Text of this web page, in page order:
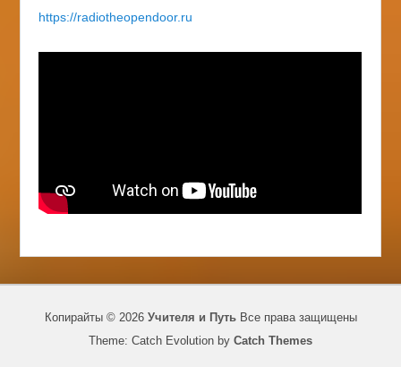
https://radiotheopendoor.ru
Копирайты © 2026 Учителя и ПутьВсе права защищены
Theme: Catch Evolution by Catch Themes